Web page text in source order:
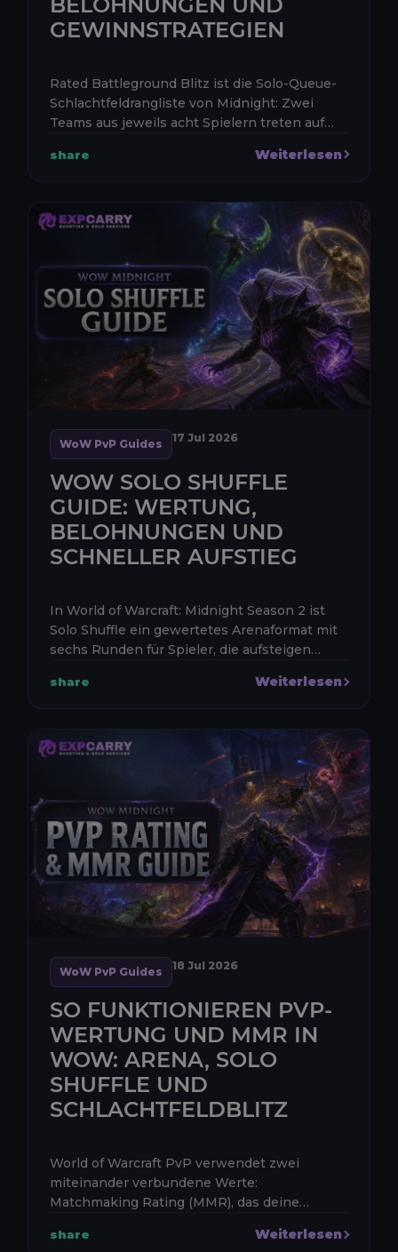
GEWINNSTRATEGIEN
Rated Battleground Blitz ist die Solo-Queue-
Schlachtfeldrangliste von Midnight: Zwei
Teams aus jeweils acht Spielern treten auf
erhalten persönliche Wertung für ...
share Weiterlesen
WoW PvP Guides 17 Jul 2026
WOW SOLO SHUFFLE
GUIDE: WERTUNG,
BELOHNUNGEN UND
SCHNELLER AUFSTIEG
In World of Warcraft: Midnight Season 2 ist
Solo Shuffle ein gewertetes Arenaformat mit
sechs Runden für Spieler, die aufsteigen
Du meldest dich allein als Sch...
share Weiterlesen
WoW PvP Guides 18 Jul 2026
SO FUNKTIONIEREN PVP-
WERTUNG UND MMR IN
WOW: ARENA, SOLO
SHUFFLE UND
SCHLACHTFELDBLITZ
World of Warcraft PvP verwendet zwei
miteinander verbundene Werte:
Matchmaking Rating (MMR), das deine
und Current Rating (CR), das deinen
share Weiterlesen